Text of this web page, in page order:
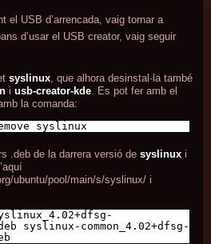
el USB d’arrencada, vaig tornar a
d’usar el USB creator, vaig seguir
syslinux, que alhora desinstal·la també
i usb-creator-kde. Es pot fer amb el
la comanda:
syslinux
.deb de la darrera versió de syslinux i
ubuntu/pool/main/s/syslinux/ i
syslinux-common_4.02+dfsg-